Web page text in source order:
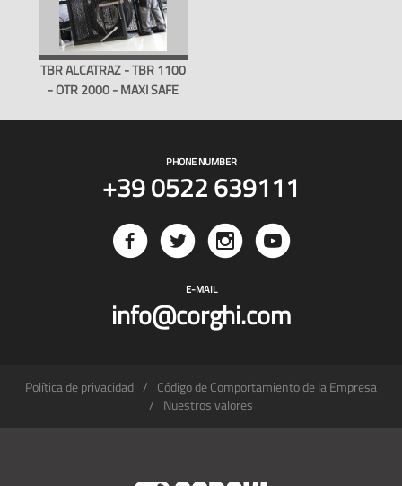
TBR ALCATRAZ - TBR 1100
- OTR 2000 - MAXI SAFE
PHONE NUMBER
+39 0522 639111
E-MAIL
info@corghi.com
Política de privacidad
Código de Comportamiento de la Empresa
Nuestros valores